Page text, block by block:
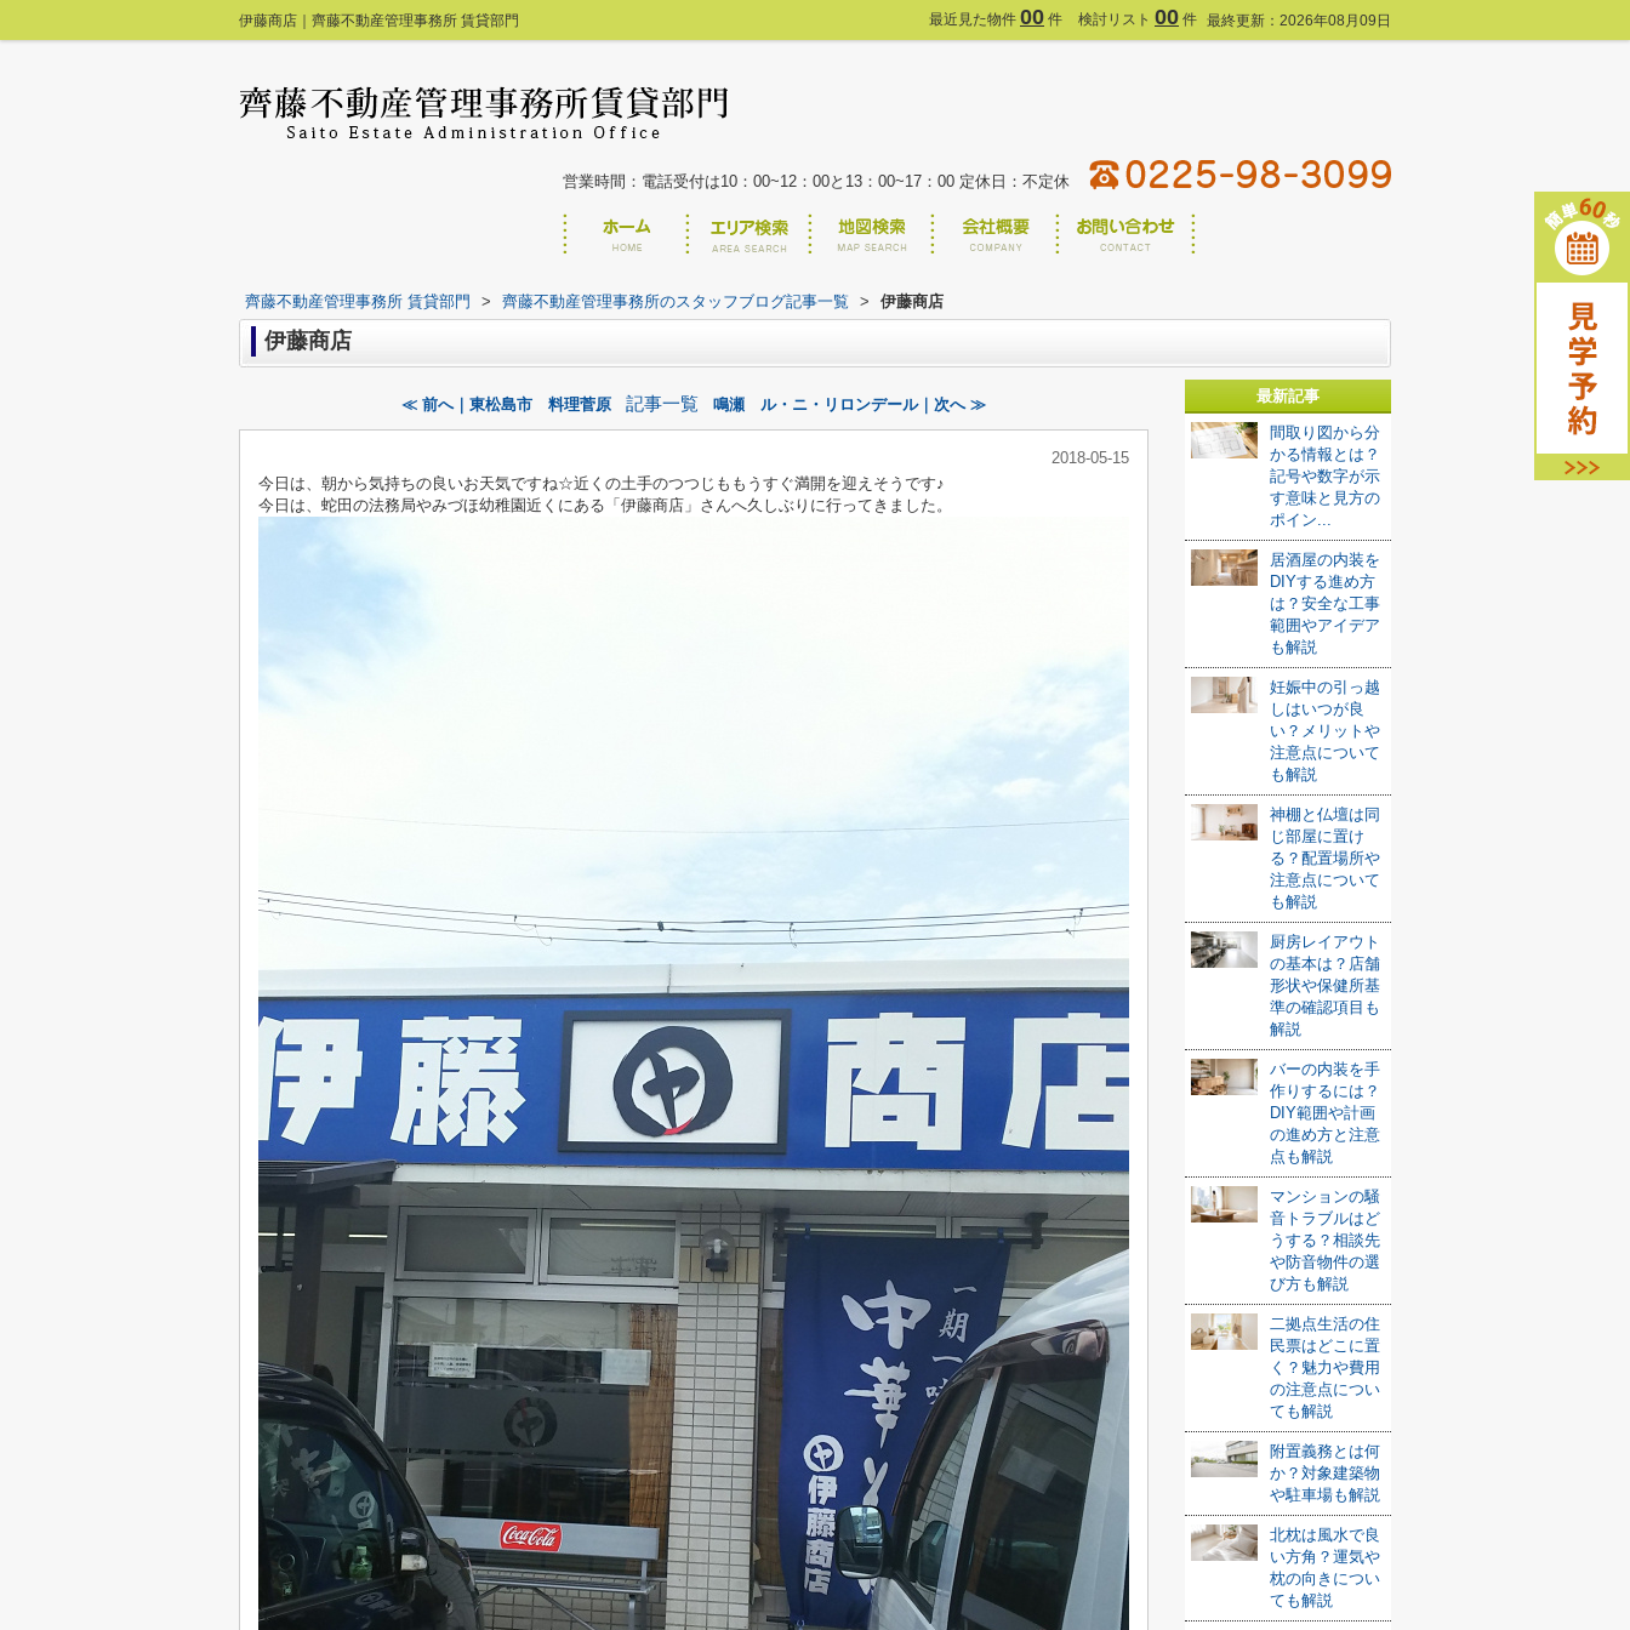
伊藤商店｜齊藤不動産管理事務所 賃貸部門 最近見た物件 00 件 検討リスト 00 件 最終更新：2026年08月09日
営業時間：電話受付は10：00~12：00と13：00~17：00 定休日：不定休
齊藤不動産管理事務所 賃貸部門 > 齊藤不動産管理事務所のスタッフブログ記事一覧 > 伊藤商店
伊藤商店
≪ 前へ｜東松島市 料理菅原 記事一覧 鳴瀬 ル・ニ・リロンデール｜次へ ≫
2018-05-15
今日は、朝から気持ちの良いお天気ですね☆近くの土手のつつじももうすぐ満開を迎えそうです♪
今日は、蛇田の法務局やみづほ幼稚園近くにある「伊藤商店」さんへ久しぶりに行ってきました。
最新記事
間取り図から分
かる情報とは？
記号や数字が示
す意味と見方の
ポイン...
居酒屋の内装を
DIYする進め方
は？安全な工事
範囲やアイデア
も解説
妊娠中の引っ越
しはいつが良
い？メリットや
注意点について
も解説
神棚と仏壇は同
じ部屋に置け
る？配置場所や
注意点について
も解説
厨房レイアウト
の基本は？店舗
形状や保健所基
準の確認項目も
解説
バーの内装を手
作りするには？
DIY範囲や計画
の進め方と注意
点も解説
マンションの騒
音トラブルはど
うする？相談先
や防音物件の選
び方も解説
二拠点生活の住
民票はどこに置
く？魅力や費用
の注意点につい
ても解説
附置義務とは何
か？対象建築物
や駐車場も解説
北枕は風水で良
い方角？運気や
枕の向きについ
ても解説